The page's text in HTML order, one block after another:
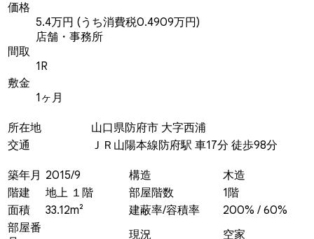
価格
5.4万円 (うち消費税0.4909万円)
店舗・事務所
間取
1R
敷金
1ヶ月
所在地
山口県防府市 大字西浦
交通
ＪＲ山陽本線防府駅 車17分 徒歩98分
築年月 2015/9 構造
木造
階建
地上 １階 部屋階数
1階
面積
33.12m² 建蔽率/容積率
200% / 60%
部屋番
現況
空家